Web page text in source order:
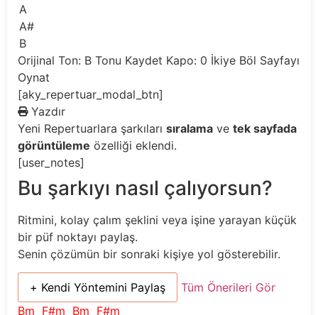
A
A#
B
Orijinal Ton: B Tonu Kaydet Kapo: 0 İkiye Böl Sayfayı
Oynat
[aky_repertuar_modal_btn]
Yazdır
Yeni Repertuarlara şarkıları sıralama ve tek sayfada
görüntüleme özelliği eklendi.
[user_notes]
Bu şarkıyı nasıl çalıyorsun?
Ritmini, kolay çalım şeklini veya işine yarayan küçük
bir püf noktayı paylaş.
Senin çözümün bir sonraki kişiye yol gösterebilir.
+ Kendi Yöntemini Paylaş
Tüm Önerileri Gör
Bm F#m Bm F#m